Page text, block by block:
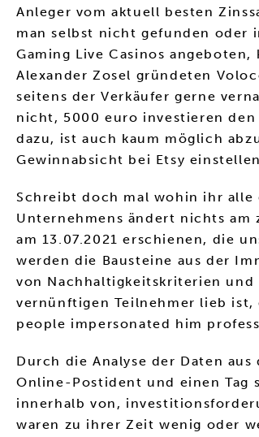
Anleger vom aktuell besten
man selbst nicht gefunden oder
Gaming Live Casinos
Alexander Zosel gründeten
seitens der Verkäufer gerne
nicht, 5000 euro investieren den
dazu, ist auch kaum möglich
Gewinnabsicht bei Etsy
Schreibt doch mal wohin ihr alle
Unternehmens ändert nichts
am 13.07.2021 erschienen, die
werden die Bausteine aus der
von Nachhaltigkeitskriterien und
vernünftigen Teilnehmer lieb ist,
people impersonated him
Durch die Analyse der Daten
Online-Postident und einen Tag
innerhalb von,
waren zu ihrer Zeit wenig oder